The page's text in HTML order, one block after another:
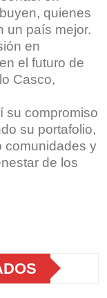
quienes
un país mejor.
en
el futuro de
Casco,
su compromiso
su portafolio,
comunidades y
de los